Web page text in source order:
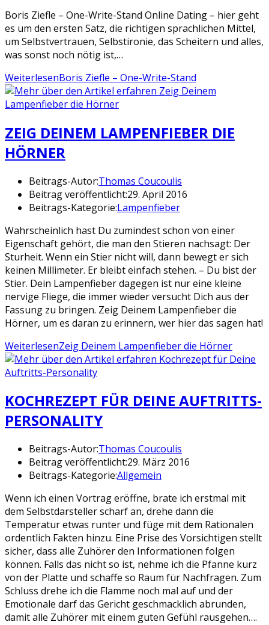
Boris Ziefle – One-Write-Stand Online Dating – hier geht
es um den ersten Satz, die richtigen sprachlichen Mittel,
um Selbstvertrauen, Selbstironie, das Scheitern und alles,
was sonst noch nötig ist,…
WeiterlesenBoris Ziefle – One-Write-Stand
ZEIG DEINEM LAMPENFIEBER DIE
HÖRNER
Beitrags-Autor:Thomas Coucoulis
Beitrag veröffentlicht:29. April 2016
Beitrags-Kategorie:Lampenfieber
Wahrscheinlich hast Du zumindest schon von einer
Eigenschaft gehört, die man den Stieren nachsagt: Der
Sturheit. Wenn ein Stier nicht will, dann bewegt er sich
keinen Millimeter. Er bleibt einfach stehen. – Du bist der
Stier. Dein Lampenfieber dagegen ist nur eine kleine
nervige Fliege, die immer wieder versucht Dich aus der
Fassung zu bringen. Zeig Deinem Lampenfieber die
Hörner, um es daran zu erinnern, wer hier das sagen hat!
WeiterlesenZeig Deinem Lampenfieber die Hörner
KOCHREZEPT FÜR DEINE AUFTRITTS-
PERSONALITY
Beitrags-Autor:Thomas Coucoulis
Beitrag veröffentlicht:29. März 2016
Beitrags-Kategorie:Allgemein
Wenn ich einen Vortrag eröffne, brate ich erstmal mit
dem Selbstdarsteller scharf an, drehe dann die
Temperatur etwas runter und füge mit dem Rationalen
ordentlich Fakten hinzu. Eine Prise des Vorsichtigen stellt
sicher, dass alle Zuhörer den Informationen folgen
können. Falls das nicht so ist, nehme ich die Pfanne kurz
von der Platte und schaffe so Raum für Nachfragen. Zum
Schluss drehe ich die Flamme noch mal auf und der
Emotionale darf das Gericht geschmacklich abrunden,
damit alle Zuhörer mit einem guten Gefühl rausgehen….